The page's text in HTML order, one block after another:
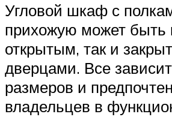
Угловой шкаф с
прихожую может быть
открытым, так и
дверцами. Все зависит
размеров и
владельцев в